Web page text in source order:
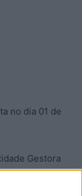
no dia 01 de
Gestora
da
dia do ano